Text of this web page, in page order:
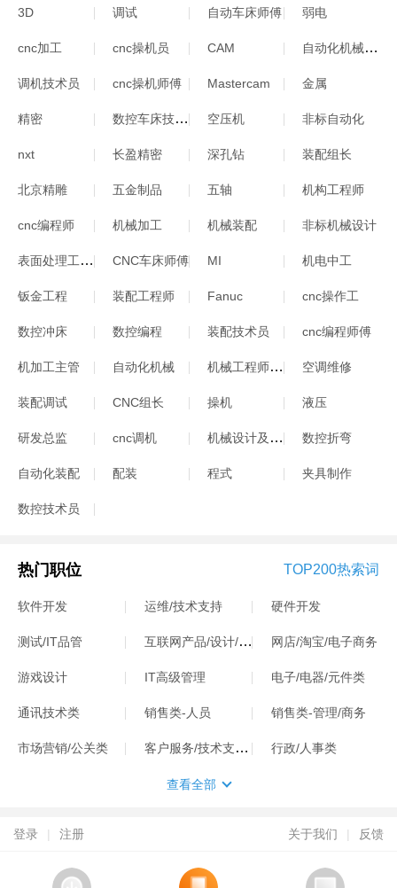
3D 调试 自动车床师傅 弱电
cnc加工 cnc操机员 CAM 自动化机械工程师
调机技术员 cnc操机师傅 Mastercam 金属
精密 数控车床技术员 空压机 非标自动化
nxt 长盈精密 深孔钻 装配组长
北京精雕 五金制品 五轴 机构工程师
cnc编程师 机械加工 机械装配 非标机械设计
表面处理工程师 CNC车床师傅 MI 机电中工
钣金工程 装配工程师 Fanuc cnc操作工
数控冲床 数控编程 装配技术员 cnc编程师傅
机加工主管 自动化机械 机械工程师助理 空调维修
装配调试 CNC组长 操机 液压
研发总监 cnc调机 机械设计及自动化 数控折弯
自动化装配 配装 程式 夹具制作
数控技术员
热门职位 TOP200热索词
软件开发 运维/技术支持 硬件开发
测试/IT品管 互联网产品/设计/运营 网店/淘宝/电子商务
游戏设计 IT高级管理 电子/电器/元件类
通讯技术类 销售类-人员 销售类-管理/商务
市场营销/公关类 客户服务/技术支持类 行政/人事类
查看全部
登录 | 注册 关于我们 | 反馈